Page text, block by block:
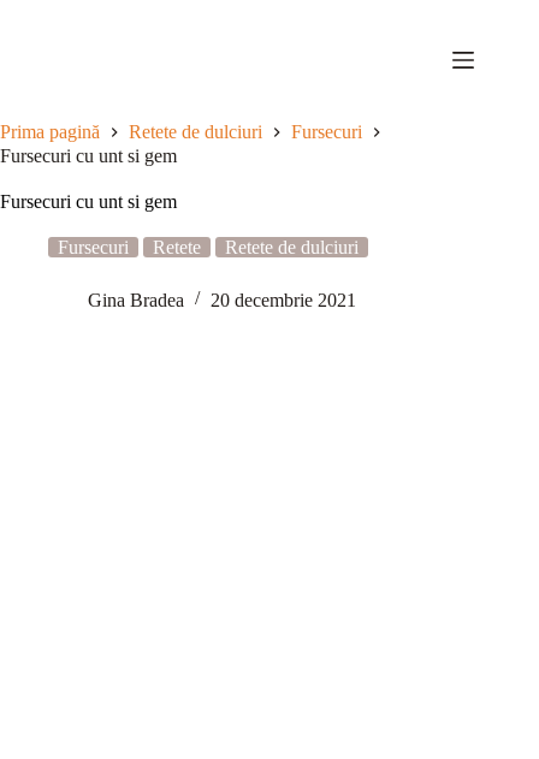
Prima pagină Retete de dulciuri
Fursecuri
Fursecuri cu unt si gem
Fursecuri cu unt si gem
Fursecuri Retete Retete de dulciuri
Gina Bradea 20 decembrie 2021